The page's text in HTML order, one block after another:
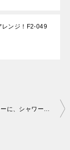
レンジ！F2-049
ZIPPOライターに、シャワー後の峰不二子の横顔を大胆にデザイン！